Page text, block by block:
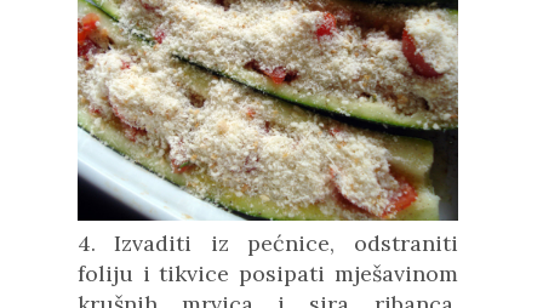
4. Izvaditi iz pećnice, odstraniti
foliju i tikvice posipati mješavinom